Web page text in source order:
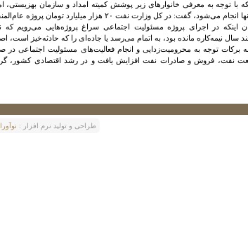
با توجه به معرفی خانوارهای زیر پوشش کمیته امداد و سازمان
گفت: در کل وزارت نفت ۲۰ هزار میلیارد تومان پروژه عام‌المنفعه تعریف شده است.
اینکه در اجرای پروژه مسئولیت‌ اجتماعی سراغ پروژه‌هایی می‌رویم که
سال نیمه‌کاره مانده بود، به اتمام می‌رسد یا جاده‌ای را که حادثه‌خیز است،
برکات توجه به محرومیت‌زدایی و انجام فعالیت‌های مسئولیت‌ اجتماعی در
طراحی و توليد نرم افزار :